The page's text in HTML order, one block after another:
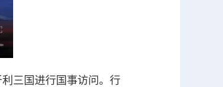
三国进行国事访问。行